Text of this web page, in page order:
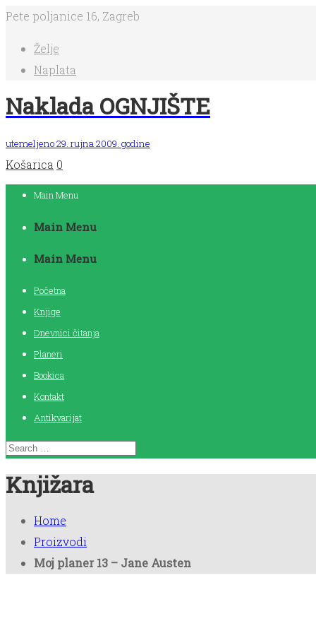
Pete poljanice 16, Zagreb
Želje
Naplata
Naklada OGNJIŠTE
utemeljeno 29. rujna 2009. godine
Košarica 0
Main Menu
Main Menu
Main Menu
Početna
Knjige
Dnevnici čitanja
Planeri
Bookica
Kontakt
Antikvarijat
Knjižara
Home
Proizvodi
Moj planer 13 – Jane Austen